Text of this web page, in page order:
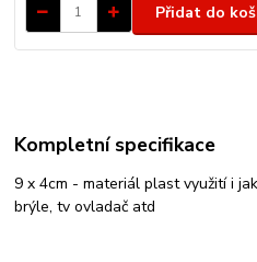
Přidat do
Kompletní specifikace
9 x 4cm - materiál plast využití i
brýle, tv ovladač atd